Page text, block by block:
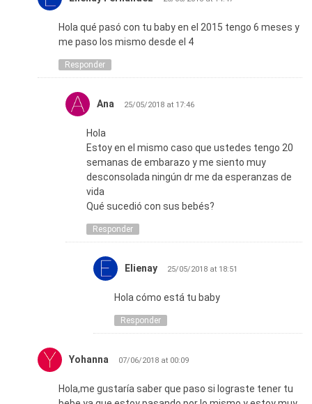
Hola qué pasó con tu baby en el 2015 tengo 6 meses y
me paso los mismo desde el 4
Responder
Ana 25/05/2018 at 17:46
Hola
Estoy en el mismo caso que ustedes tengo 20
semanas de embarazo y me siento muy
desconsolada ningún dr me da esperanzas de
vida
Qué sucedió con sus bebés?
Responder
Elienay 25/05/2018 at 18:51
Hola cómo está tu baby
Responder
Yohanna 07/06/2018 at 00:09
Hola,me gustaría saber que paso si lograste tener tu